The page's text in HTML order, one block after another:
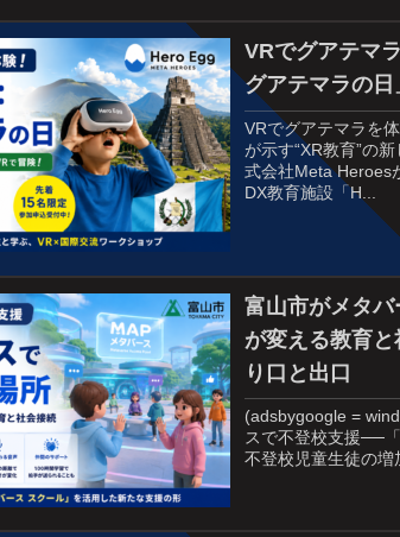
VRでグアテマ
グアテマラの
VRでグアテマラを
が示す“XR教育”の
式会社Meta Heroes
DX教育施設「H...
富山市がメタ
が変える教育
り口と出口
(adsbygoogle =
スで不登校支援──
不登校児童生徒の増